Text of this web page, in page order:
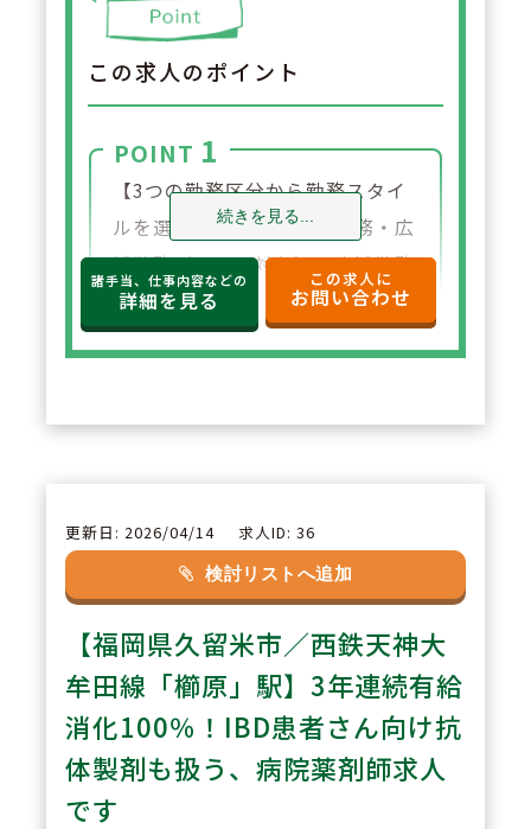
この求人のポイント
POINT 1
【3つの勤務区分から勤務スタイ
ルを選べます】自宅通勤勤務・広
域勤務（エリア対象）、広域勤務
（全国対象）の3つの中からご自
分に合った勤務スタイルを選ぶこ
POINT 2
【親会社100％出資】親会社の
『株式会社メディカルシステムネ
ットワーク』が100％出資してお
り、今後も安心して長く勤めて頂
けます。
POINT 3
続きを見る...
諸手当、仕事内容などの
詳細を見る
この求人に
お問い合わせ
更新日: 2026/04/14 求人ID: 36
検討リストへ追加
【福岡県久留米市／西鉄天神大
牟田線「櫛原」駅】3年連続有給
消化100％！IBD患者さん向け抗
体製剤も扱う、病院薬剤師求人
です